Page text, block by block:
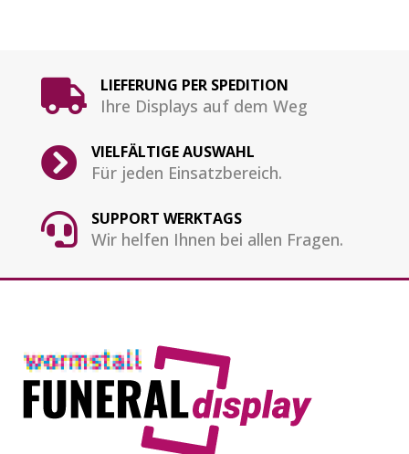
 LIEFERUNG PER SPEDITION
Ihre Displays auf dem Weg
 VIELFÄLTIGE AUSWAHL
Für jeden Einsatzbereich.
 SUPPORT WERKTAGS
Wir helfen Ihnen bei allen Fragen.